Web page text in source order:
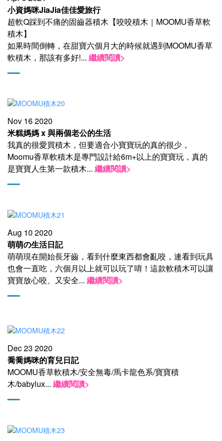
小資媽咪JiaJia佳佳愛旅行
超軟Q踩到不痛的固齒器積木【咬咬積木｜MOOMU香草軟
積木】
如果時間倒轉，在甜寶六個月大的時候就遇到MOOMU香草
軟積木，那該有多好!... 繼續閱讀>
Nov 16 2020
米糕媽媽 x 與兩個老公的生活
我真的很愛買積木，但要適合小寶寶玩的真的很少，
Moomu香草軟積木是專門設計給6m+以上的寶寶玩，真的
是寶寶人生第一款積木... 繼續閱讀>
Aug 10 2020
萌萌の生活日記
萌萌現在開始長牙齒，看到什麼東西都會亂咬，連看到玩具
也會一直吃，六個月以上就可以玩了唷！這款軟積木可以讓
寶寶放心咬、又安全... 繼續閱讀>
Dec 23 2020
喬喬媽咪的育兒日記
MOOMU香草軟積木/安全無毒/馬卡龍色系/寶寶積
木/babylux... 繼續閱讀>